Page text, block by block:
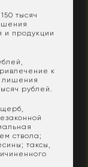
тысяч
и продукции
к
лишения
рублей.
ствола;
таксы,